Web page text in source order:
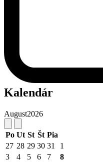
Kalendár
August2026
Po Ut St Št Pia
27 28 29 30 31 1
3
4 5 6 7 8